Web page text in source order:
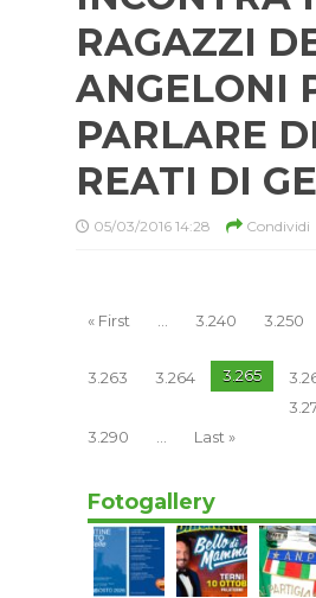
RAGAZZI
ANGELONI
PARLARE
REATI DI
05/03/2016 14:28 Condividi
« First ... 3.240
3.250
3.263
3.264 3.265
3.290
... Last »
Fotogallery